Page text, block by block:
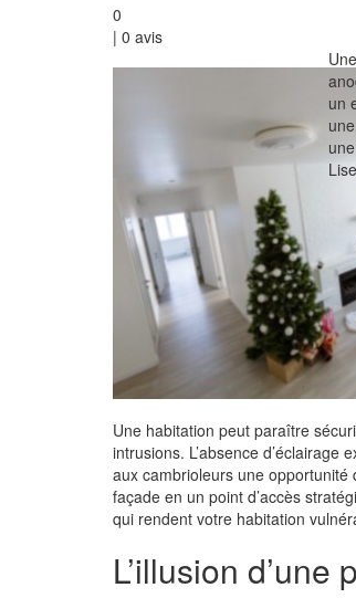
0
| 0 avis
un
Une habitation peut paraître
intrusions. L’absence
aux cambrioleurs une opportunité
façade en un point d’accès
qui rendent votre habitation
L’illusion